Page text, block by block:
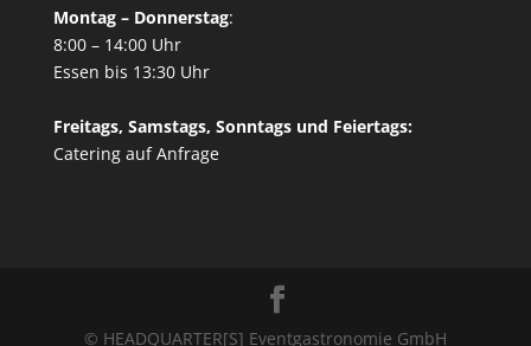
Montag – Donnerstag:
8:00 – 14:00 Uhr
Essen bis 13:30 Uhr
Freitags, Samstags, Sonntags und Feiertags:
Catering auf Anfrage
© HEADQUARTER[S] Eventgastronomie GmbH